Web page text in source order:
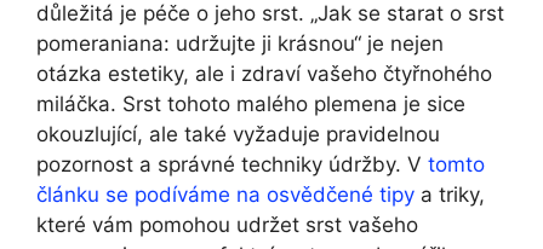
důležitá je péče o jeho srst. „Jak se starat o srst
pomeraniana: udržujte ji krásnou“ je nejen
otázka estetiky, ale i zdraví vašeho čtyřnohého
miláčka. Srst tohoto malého plemena je sice
okouzlující, ale také vyžaduje pravidelnou
pozornost a správné techniky údržby. V tomto
článku se podíváme na osvědčené tipy a triky,
které vám pomohou udržet srst vašeho